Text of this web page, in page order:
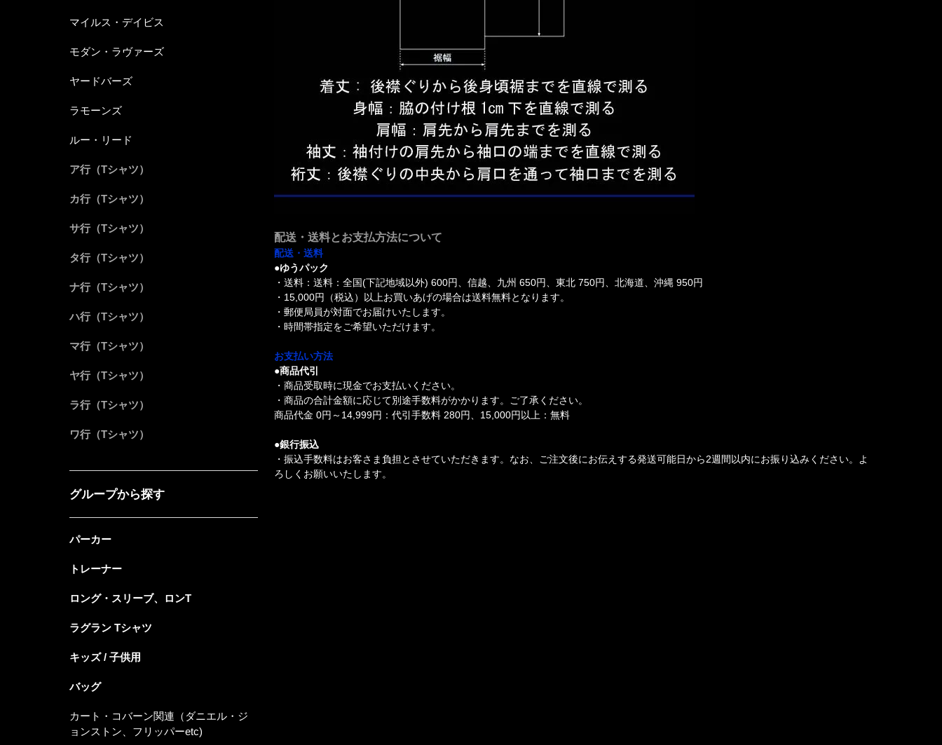
配送・送料とお支払方法について
配送・送料
●ゆうパック
・送料：送料：全国(下記地域以外) 600円、信越、九州 650円、東北 750円、北海道、沖縄 950円
・15,000円（税込）以上お買いあげの場合は送料無料となります。
・郵便局員が対面でお届けいたします。
・時間帯指定をご希望いただけます。
お支払い方法
●商品代引
・商品受取時に現金でお支払いください。
・商品の合計金額に応じて別途手数料がかかります。ご了承ください。
商品代金 0円～14,999円：代引手数料 280円、15,000円以上：無料
●銀行振込
・振込手数料はお客さま負担とさせていただきます。なお、ご注文後にお伝えする発送可能日から2週間以内にお振り込みください。よ
ろしくお願いいたします。
マイルス・デイビス
モダン・ラヴァーズ
ヤードバーズ
ラモーンズ
ルー・リード
ア行（Tシャツ）
カ行（Tシャツ）
サ行（Tシャツ）
タ行（Tシャツ）
ナ行（Tシャツ）
ハ行（Tシャツ）
マ行（Tシャツ）
ヤ行（Tシャツ）
ラ行（Tシャツ）
ワ行（Tシャツ）
グループから探す
パーカー
トレーナー
ロング・スリーブ、ロンT
ラグラン Tシャツ
キッズ / 子供用
バッグ
カート・コバーン関連（ダニエル・ジ
ョンストン、フリッパーetc)